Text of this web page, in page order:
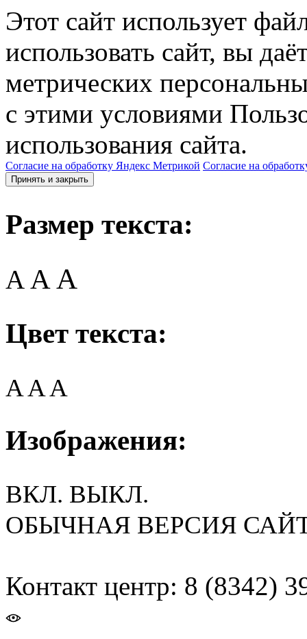
Этот сайт использует
использовать сайт, вы
метрических
с этими условиями
использования сайта.
Согласие на обработку Яндекс Метрикой Согласие на
Принять и закрыть
Размер текста:
A AA
Цвет текста:
AAA
Изображения:
ВКЛ. ВЫКЛ.
ОБЫЧНАЯ ВЕРСИЯ
Контакт центр: 8 (8342)